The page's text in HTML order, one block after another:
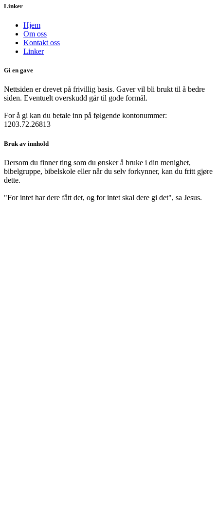
Linker
Hjem
Om oss
Kontakt oss
Linker
Gi en gave
Nettsiden er drevet på frivillig basis. Gaver vil bli brukt til å bedre
siden. Eventuelt overskudd går til gode formål.
For å gi kan du betale inn på følgende kontonummer:
1203.72.26813
Bruk av innhold
Dersom du finner ting som du ønsker å bruke i din menighet,
bibelgruppe, bibelskole eller når du selv forkynner, kan du fritt gjøre
dette.
"For intet har dere fått det, og for intet skal dere gi det", sa Jesus.